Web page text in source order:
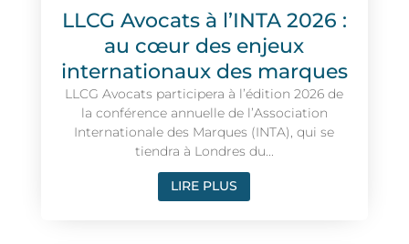
LLCG Avocats à l’INTA 2026 :
au cœur des enjeux
internationaux des marques
LLCG Avocats participera à l’édition 2026 de
la conférence annuelle de l’Association
Internationale des Marques (INTA), qui se
tiendra à Londres du...
LIRE PLUS